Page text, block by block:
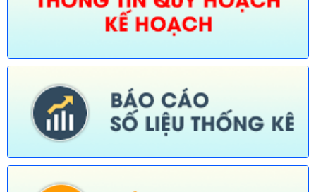
675/TB-UBND
(Thông báo về việc công bố Danh mục thủ tục hành chính
bị bãi bỏ trong lĩnh vực nông nghiệp thuộc phạm vi chức năng
Ngày ban hành: (30/07/2026)
676/TB-UBND
Tên: (Thông báo về việc công bố thủ tục hành chính nội bộ
được sửa đổi, bổ sung trong lĩnh vực đường thủy nội địa thuộc
phạm vi chức năng quản lý của Sở Xây dựng)
Ngày ban hành: (30/07/2026)
Số:677/TB-UBND
(Thông báo về việc công bố Danh mục thủ tục hành chính